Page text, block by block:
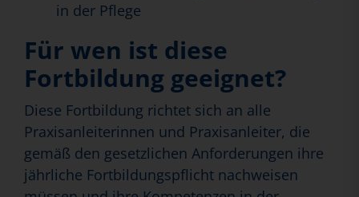
in der Pflege
Für wen ist diese
Fortbildung geeignet?
Diese Fortbildung richtet sich an alle
Praxisanleiterinnen und Praxisanleiter, die
gemäß den gesetzlichen Anforderungen ihre
jährliche Fortbildungspflicht nachweisen